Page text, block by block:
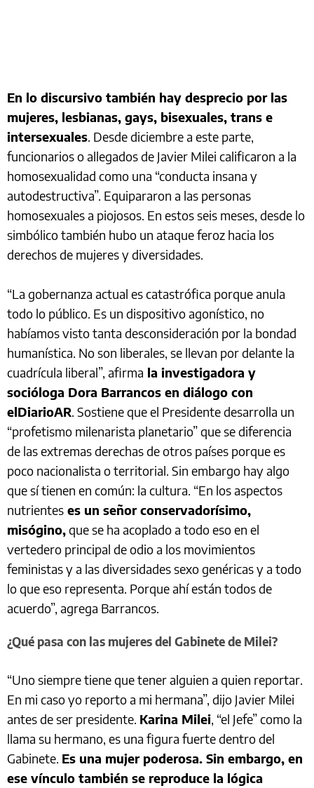
En lo discursivo también hay desprecio por las
mujeres, lesbianas, gays, bisexuales, trans e
intersexuales. Desde diciembre a este parte,
funcionarios o allegados de Javier Milei calificaron a la
homosexualidad como una “conducta insana y
autodestructiva”. Equipararon a las personas
homosexuales a piojosos. En estos seis meses, desde lo
simbólico también hubo un ataque feroz hacia los
derechos de mujeres y diversidades.
“La gobernanza actual es catastrófica porque anula
todo lo público. Es un dispositivo agonístico, no
habíamos visto tanta desconsideración por la bondad
humanística. No son liberales, se llevan por delante la
cuadrícula liberal”, afirma la investigadora y
socióloga Dora Barrancos en diálogo con
elDiarioAR. Sostiene que el Presidente desarrolla un
“profetismo milenarista planetario” que se diferencia
de las extremas derechas de otros países porque es
poco nacionalista o territorial. Sin embargo hay algo
que sí tienen en común: la cultura. “En los aspectos
nutrientes es un señor conservadorísimo,
misógino,que se ha acoplado a todo eso en el
vertedero principal de odio a los movimientos
feministas y a las diversidades sexo genéricas y a todo
lo que eso representa. Porque ahí están todos de
acuerdo”, agrega Barrancos.
¿Qué pasa con las mujeres del Gabinete de Milei?
“Uno siempre tiene que tener alguien a quien reportar.
En mi caso yo reporto a mi hermana”, dijo Javier Milei
antes de ser presidente. Karina Milei, “el Jefe” como la
llama su hermano, es una figura fuerte dentro del
Gabinete. Es una mujer poderosa. Sin embargo, en
ese vínculo también se reproduce la lógica